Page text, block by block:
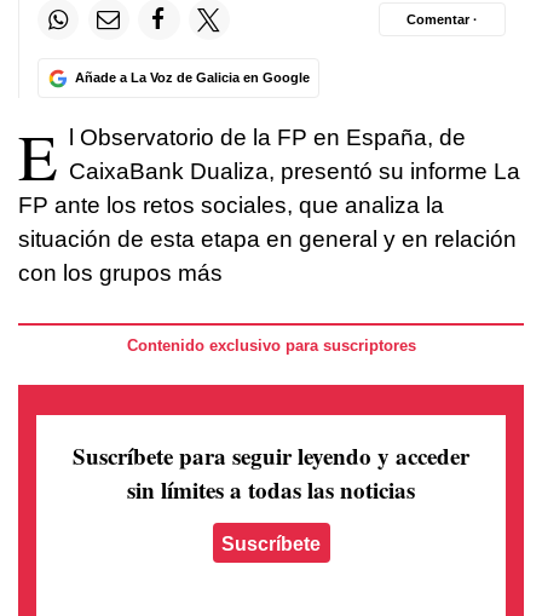
Añade a La Voz de Galicia en Google
Comentar ·
E
l Observatorio de la FP en España, de
CaixaBank Dualiza, presentó su informe La
FP ante los retos sociales, que analiza la
situación de esta etapa en general y en relación
con los grupos más
Contenido exclusivo para suscriptores
Suscríbete para seguir leyendo y acceder
sin límites a todas las noticias
Suscríbete